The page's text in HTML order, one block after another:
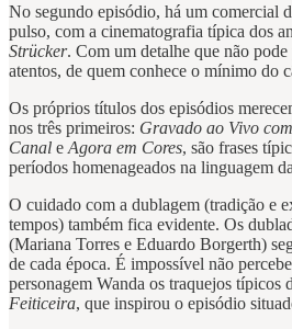
No segundo episódio, há um comercial
pulso, com a cinematografia típica dos
Strücker. Com um detalhe que não
atentos, de quem conhece o mínimo do
Os próprios títulos dos episódios
nos três primeiros: Gravado ao Vivo
Canal e Agora em Cores, são frases
períodos homenageados na linguagem
O cuidado com a dublagem (tradição e
tempos) também fica evidente. Os
(Mariana Torres e Eduardo Borgerth)
de cada época. É impossível não
personagem Wanda os traquejos típicos
Feiticeira, que inspirou o episódio